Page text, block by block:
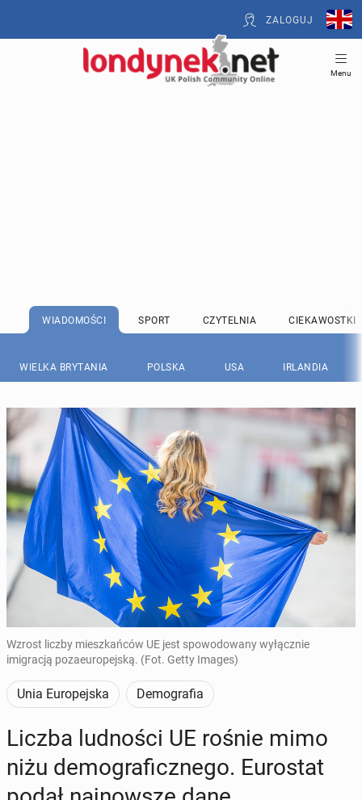
ZALOGUJ
Menu
WIADOMOŚCI SPORT CZYTELNIA CIEKAWOSTKI
WIELKA BRYTANIA POLSKA USA IRLANDIA
Wzrost liczby mieszkańców UE jest spowodowany wyłącznie
imigracją pozaeuropejską. (Fot. Getty Images)
Unia Europejska Demografia
Liczba lud­no­ści UE rośnie mimo
niżu de­mo­gra­ficz­ne­go. Eu­ro­stat